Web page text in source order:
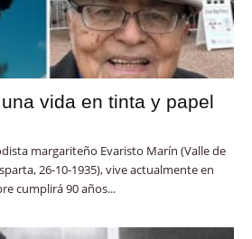
vida en tinta y papel
margariteño Evaristo Marín (Valle de
26-10-1935), vive actualmente en
cumplirá 90 años...